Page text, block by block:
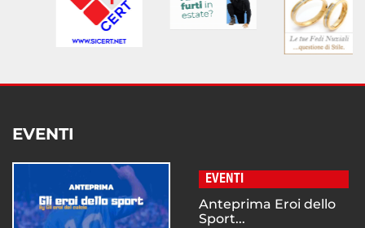
EVENTI
EVENTI
Anteprima Eroi dello
Sport...